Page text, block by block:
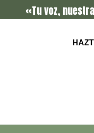
«Tu voz,